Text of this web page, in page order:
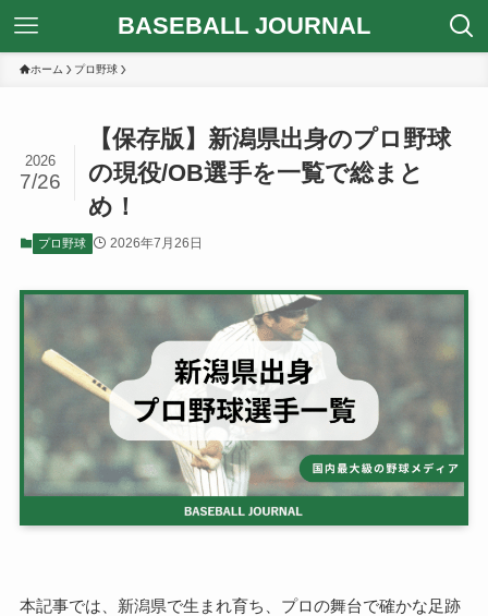
BASEBALL JOURNAL
ホーム プロ野球
【保存版】新潟県出身のプロ野球
の現役/OB選手を一覧で総まと
め！
2026
7/26
プロ野球 2026年7月26日
本記事では、新潟県で生まれ育ち、プロの舞台で確かな足跡